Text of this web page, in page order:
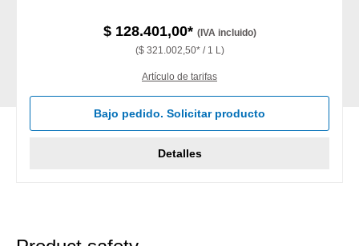
$ 128.401,00* (IVA incluido)
($ 321.002,50* / 1 L)
Artículo de tarifas
Bajo pedido. Solicitar producto
Detalles